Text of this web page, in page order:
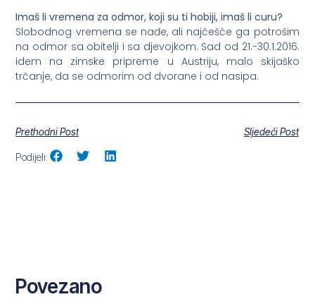
Imaš li vremena za odmor, koji su ti hobiji, imaš li curu?
Slobodnog vremena se nađe, ali najčešće ga potrošim
na odmor sa obitelji i sa djevojkom. Sad od 21.-30.1.2016.
idem na zimske pripreme u Austriju, malo skijaško
trčanje, da se odmorim od dvorane i od nasipa.
Prethodni Post Sljedeći Post
Podijeli:
Povezano